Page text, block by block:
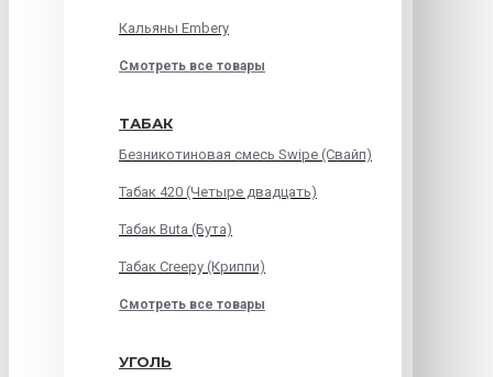
Кальяны Embery
Смотреть все товары
ТАБАК
Безникотиновая смесь Swipe (Свайп)
Табак 420 (Четыре двадцать)
Табак Buta (Бута)
Табак Creepy (Криппи)
Смотреть все товары
УГОЛЬ